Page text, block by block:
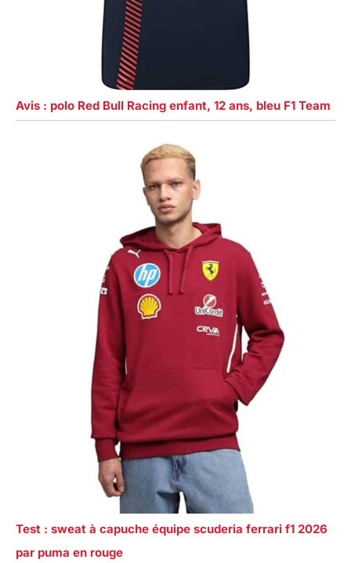
Avis : polo Red Bull Racing enfant, 12 ans, bleu F1 Team
Test : sweat à capuche équipe scuderia ferrari f1 2026
par puma en rouge